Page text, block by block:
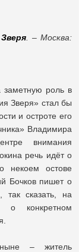
. – Москва:
заметную роль в
Зверя» стал бы
и остроте его
Владимира
внимания
речь идёт о
некоем остове
Бочков пишет о
сказать, на
о конкретном
– житель